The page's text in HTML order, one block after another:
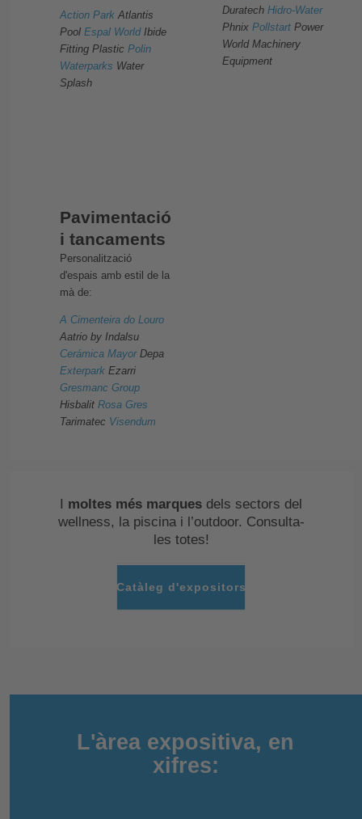
Action ParkAtlantis
Pool Espal World Ibide
Fitting Plastic Polin
Waterparks Water
Splash
Duratech Hidro-Water
Phnix Pollstart Power
World Machinery
Equipment
Pavimentació
i tancaments
Personalització
d'espais amb estil de la
mà de:
A Cimenteira do Louro
Aatrio by Indalsu
Cerámica Mayor Depa
Exterpark Ezarri
Gresmanc Group
Hisbalit Rosa Gres
Tarimatec Visendum
I moltes més marques dels sectors del
wellness, la piscina i l’outdoor. Consulta-
les totes!
Catàleg d'expositors
L'àrea expositiva, en
xifres: